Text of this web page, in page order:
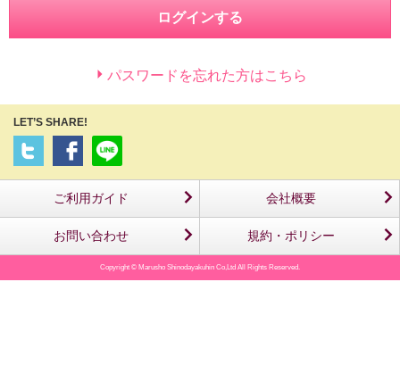
ログインする
パスワードを忘れた方はこちら
LET’S SHARE!
ご利用ガイド 会社概要
お問い合わせ 規約・ポリシー
Copyright © Marusho Shinodayakuhin Co,Ltd All Rights Reserved.